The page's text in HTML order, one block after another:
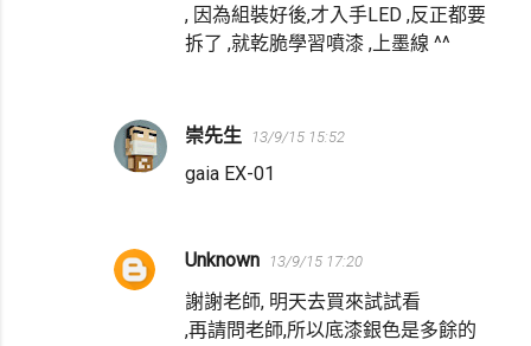
, 因為組裝好後,才入手LED ,反正都要
拆了 ,就乾脆學習噴漆 ,上墨線 ^^
崇先生 13/9/15 15:52
gaia EX-01
Unknown 13/9/15 17:20
謝謝老師, 明天去買來試試看
,再請問老師,所以底漆銀色是多餘的